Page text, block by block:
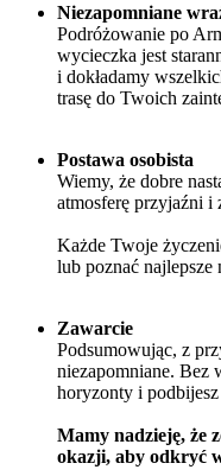
Niezapomniane
Podróżowanie po
wycieczka jest
i dokładamy
trasę do Twoich
Postawa osobista
Wiemy, że dobre
atmosferę przyjaźni
Każde Twoje
lub poznać
Zawarcie
Podsumowując, z
niezapomniane. Bez
horyzonty i
Mamy nadzieję, że
okazji, aby odkryć